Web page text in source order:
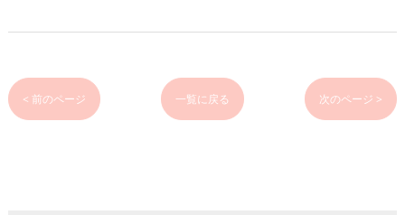
< 前のページ 一覧に戻る 次のページ >